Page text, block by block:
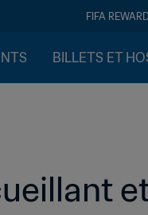
FIFA
BILLETS ET